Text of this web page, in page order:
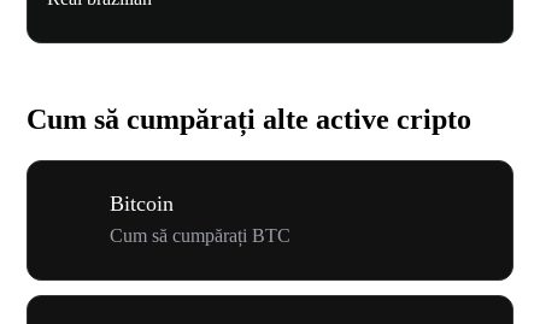
Cum să cumpărați alte active cripto
Bitcoin
Cum să cumpărați BTC